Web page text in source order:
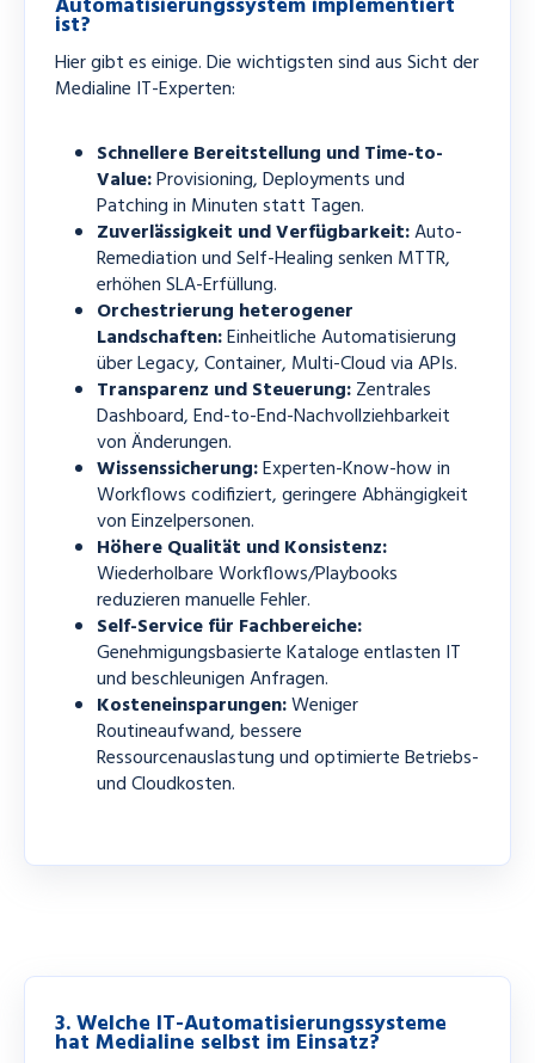
ist?
Hier gibt es einige. Die wichtigsten sind aus Sicht der
Medialine IT-Experten:
Schnellere Bereitstellung und Time-to-
Value:Provisioning, Deployments und
Patching in Minuten statt Tagen.
Zuverlässigkeit und Verfügbarkeit:Auto-
Remediation und Self-Healing senken MTTR,
erhöhen SLA-Erfüllung.
Orchestrierung heterogener
Landschaften:Einheitliche Automatisierung
über Legacy, Container, Multi-Cloud via APIs.
Transparenz und Steuerung:Zentrales
Dashboard, End-to-End-Nachvollziehbarkeit
von Änderungen.
Wissenssicherung:Experten-Know-how in
Workflows codifiziert, geringere Abhängigkeit
von Einzelpersonen.
Höhere Qualität und Konsistenz:
Wiederholbare Workflows/Playbooks
reduzieren manuelle Fehler.
Self-Service für Fachbereiche:
Genehmigungsbasierte Kataloge entlasten IT
und beschleunigen Anfragen.
Kosteneinsparungen:Weniger
Routineaufwand, bessere
Ressourcenauslastung und optimierte Betriebs-
und Cloudkosten.
3. Welche IT-Automatisierungssysteme
hat Medialine selbst im Einsatz?